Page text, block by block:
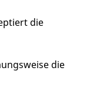
die
die